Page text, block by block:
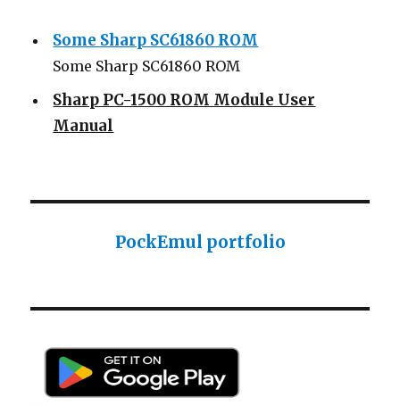
Some Sharp SC61860 ROM
Some Sharp SC61860 ROM
Sharp PC-1500 ROM Module User
Manual
Sharp PC-1425 English user manual
Casio AI-1000 Lisp documentation
PockEmul portfolio